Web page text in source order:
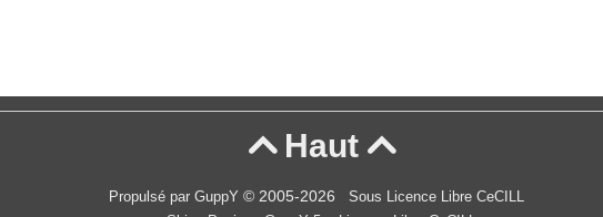
Haut 
Propulsé par GuppY © 2005-2026
Sous Licence Libre CeCILL